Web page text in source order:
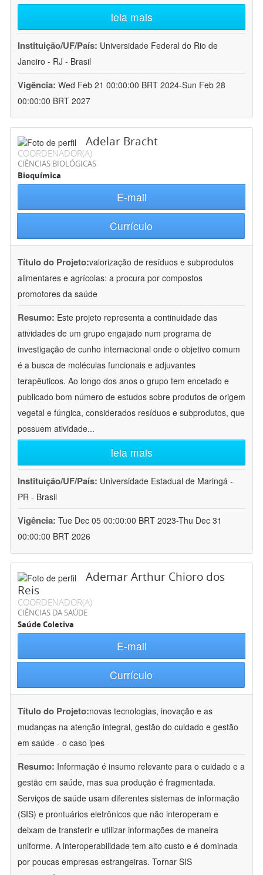
leia mais
Instituição/UF/País: Universidade Federal do Rio de
Janeiro - RJ - Brasil
Vigência: Wed Feb 21 00:00:00 BRT 2024-Sun Feb 28
00:00:00 BRT 2027
Adelar Bracht
COORDENADOR(A)
CIÊNCIAS BIOLÓGICAS
Bioquímica
E-mail
Currículo
Título do Projeto:valorização de resíduos e subprodutos
alimentares e agrícolas: a procura por compostos
promotores da saúde
Resumo: Este projeto representa a continuidade das
atividades de um grupo engajado num programa de
investigação de cunho internacional onde o objetivo comum
é a busca de moléculas funcionais e adjuvantes
terapêuticos. Ao longo dos anos o grupo tem encetado e
publicado bom número de estudos sobre produtos de origem
vegetal e fúngica, considerados resíduos e subprodutos, que
possuem atividade...
leia mais
Instituição/UF/País: Universidade Estadual de Maringá -
PR - Brasil
Vigência: Tue Dec 05 00:00:00 BRT 2023-Thu Dec 31
00:00:00 BRT 2026
Ademar Arthur Chioro dos
Reis
COORDENADOR(A)
CIÊNCIAS DA SAÚDE
Saúde Coletiva
E-mail
Currículo
Título do Projeto:novas tecnologias, inovação e as
mudanças na atenção integral, gestão do cuidado e gestão
em saúde - o caso ipes
Resumo: Informação é insumo relevante para o cuidado e a
gestão em saúde, mas sua produção é fragmentada.
Serviços de saúde usam diferentes sistemas de informação
(SIS) e prontuários eletrônicos que não interoperam e
deixam de transferir e utilizar informações de maneira
uniforme. A interoperabilidade tem alto custo e é dominada
por poucas empresas estrangeiras. Tornar SIS